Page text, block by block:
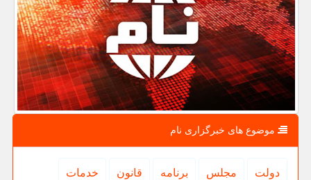
موضوع های خبرگزاری نام
دولت مجلس برنامه قانون خدمات